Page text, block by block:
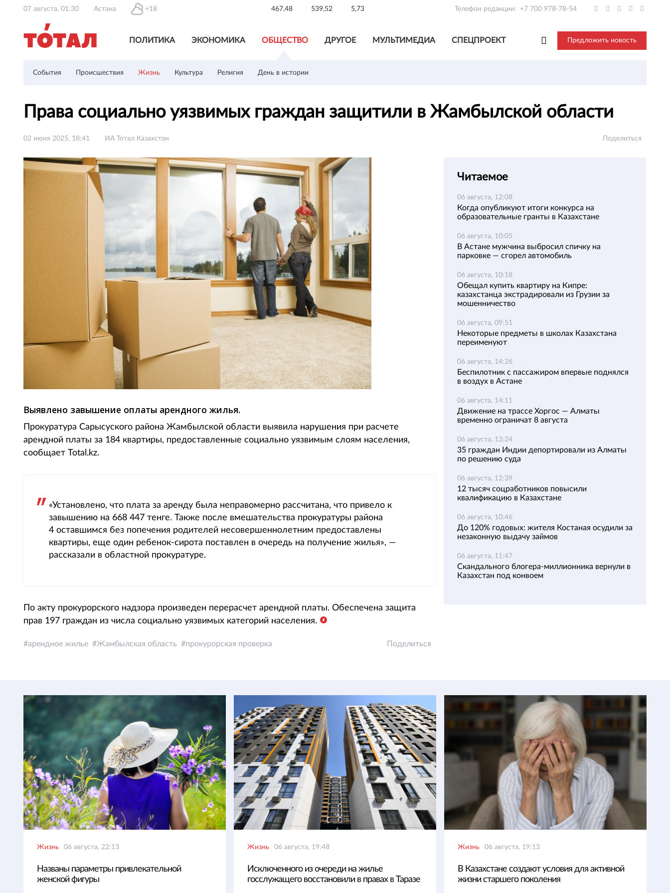
07 августа, 01:30 Астана +18 467,48 539,52 5,73 Телефон редакции: +7 700 978-78-54
ПОЛИТИКА ЭКОНОМИКА ОБЩЕСТВО ДРУГОЕ МУЛЬТИМЕДИА СПЕЦПРОЕКТ Предложить новость
События Происшествия Жизнь Культура Религия День в истории
Права социально уязвимых граждан защитили в Жамбылской области
02 июня 2025, 18:41 ИА Тотал Казахстан Поделиться
Выявлено завышение оплаты арендного жилья.
Прокуратура Сарысуского района Жамбылской области выявила нарушения при расчете
арендной платы за 184 квартиры, предоставленные социально уязвимым слоям населения,
сообщает Total.kz.
«Установлено, что плата за аренду была неправомерно рассчитана, что привело к
завышению на 668 447 тенге. Также после вмешательства прокуратуры района
4 оставшимся без попечения родителей несовершеннолетним предоставлены
квартиры, еще один ребенок-сирота поставлен в очередь на получение жилья», —
рассказали в областной прокуратуре.
По акту прокурорского надзора произведен перерасчет арендной платы. Обеспечена защита
прав 197 граждан из числа социально уязвимых категорий населения.
арендное жилье Жамбылская область прокурорская проверка Поделиться
Читаемое
06 августа, 12:08
Когда опубликуют итоги конкурса на
образовательные гранты в Казахстане
06 августа, 10:05
В Астане мужчина выбросил спичку на
парковке — сгорел автомобиль
06 августа, 10:18
Обещал купить квартиру на Кипре:
казахстанца экстрадировали из Грузии за
мошенничество
06 августа, 09:51
Некоторые предметы в школах Казахстана
переименуют
06 августа, 14:26
Беспилотник с пассажиром впервые поднялся
в воздух в Астане
06 августа, 14:11
Движение на трассе Хоргос — Алматы
временно ограничат 8 августа
06 августа, 13:24
35 граждан Индии депортировали из Алматы
по решению суда
06 августа, 12:39
12 тысяч соцработников повысили
квалификацию в Казахстане
06 августа, 10:46
До 120% годовых: жителя Костаная осудили за
незаконную выдачу займов
06 августа, 11:47
Скандального блогера-миллионника вернули в
Казахстан под конвоем
Жизнь 06 августа, 22:13
Названы параметры привлекательной
женской фигуры
Жизнь 06 августа, 19:48
Исключенного из очереди на жилье
госслужащего восстановили в правах в Таразе
Жизнь 06 августа, 19:13
В Казахстане создают условия для активной
жизни старшего поколения